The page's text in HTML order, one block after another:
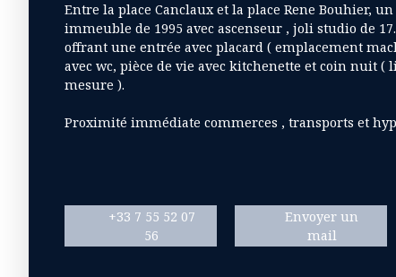
Entre la place Canclaux et la place Rene Bouhier,
immeuble de 1995 avec ascenseur , joli studio de
offrant une entrée avec placard ( emplacement
avec wc, pièce de vie avec kitchenette et coin nuit
mesure ).
Proximité immédiate commerces , transports et
+33 7 55 52 07
56
Envoyer un
mail